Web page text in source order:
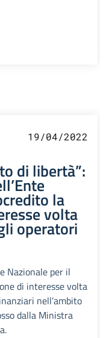
19/04/2022
di libertà”:
la
volta
operatori
Nazionale per il
di interesse volta
nell’ambito
dalla Ministra